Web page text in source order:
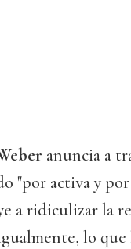
anuncia a
"por activa y por
a ridiculizar la
lo